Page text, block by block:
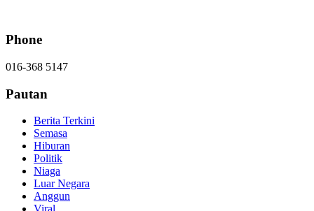
Phone
016-368 5147
Pautan
Berita Terkini
Semasa
Hiburan
Politik
Niaga
Luar Negara
Anggun